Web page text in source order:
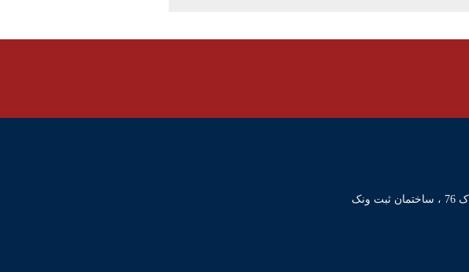
ونک